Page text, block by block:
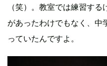
（笑）。教室では練習す
があったわけでもなく、中
っていたんですよ。